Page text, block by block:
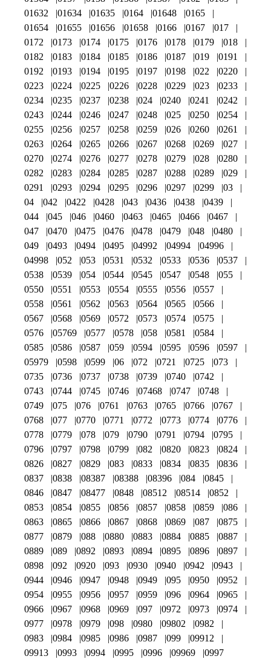
01632
01634 01635 0164 01648
0165
01654
01655 01656 01658 0166 0167
017
0172
0173 0174 0175 0176 0178 0179
018
0182
0183 0184 0185 0186 0187 019
0191
0192
0193 0194 0195 0197 0198 022
0220
0223
0224 0225 0226 0228 0229 023
0233
0234
0235 0237 0238 024 0240 0241
0242
0243
0244 0246 0247 0248 025 0250
0254
0255
0256 0257 0258 0259 026 0260
0261
0263
0264 0265 0266 0267 0268 0269
027
0270
0274 0276 0277 0278 0279 028
0280
0282
0283 0284 0285 0287 0288 0289
029
0291
0293 0294 0295 0296 0297 0299
03
04
042 0422 0428 043 0436 0438
0439
044
045 046 0460 0463 0465 0466
0467
047
0470 0475 0476 0478 0479 048
0480
049
0493 0494 0495 04992 04994
04996
04998
052 053 0531 0532 0533 0536
0537
0538
0539 054 0544 0545 0547 0548
055
0550
0551 0553 0554 0555 0556
0557
0558
0561 0562 0563 0564 0565
0566
0567
0568 0569 0572 0573 0574
0575
0576
05769 0577 0578 058 0581
0584
0585
0586 0587 059 0594 0595 0596
0597
05979
0598 0599 06 072 0721 0725
073
0735
0736 0737 0738 0739 0740
0742
0743
0744 0745 0746 07468 0747
0748
0749
075 076 0761 0763 0765 0766
0767
0768
077 0770 0771 0772 0773 0774
0776
0778
0779 078 079 0790 0791 0794
0795
0796
0797 0798 0799 082 0820 0823
0824
0826
0827 0829 083 0833 0834 0835
0836
0837
0838 08387 08388 08396 084
0845
0846
0847 08477 0848 08512 08514
0852
0853
0854 0855 0856 0857 0858 0859
086
0863
0865 0866 0867 0868 0869 087
0875
0877
0879 088 0880 0883 0884 0885
0887
0889
089 0892 0893 0894 0895 0896
0897
0898
092 0920 093 0930 0940 0942
0943
0944
0946 0947 0948 0949 095 0950
0952
0954
0955 0956 0957 0959 096 0964
0965
0966
0967 0968 0969 097 0972 0973
0974
0977
0978 0979 098 0980 09802
0982
0983
0984 0985 0986 0987 099
09912
09913
0993 0994 0995 0996 09969 0997